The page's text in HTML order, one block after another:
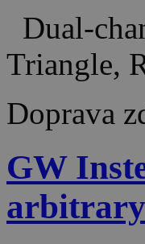
Dual-
Triangle,
Doprava
GW